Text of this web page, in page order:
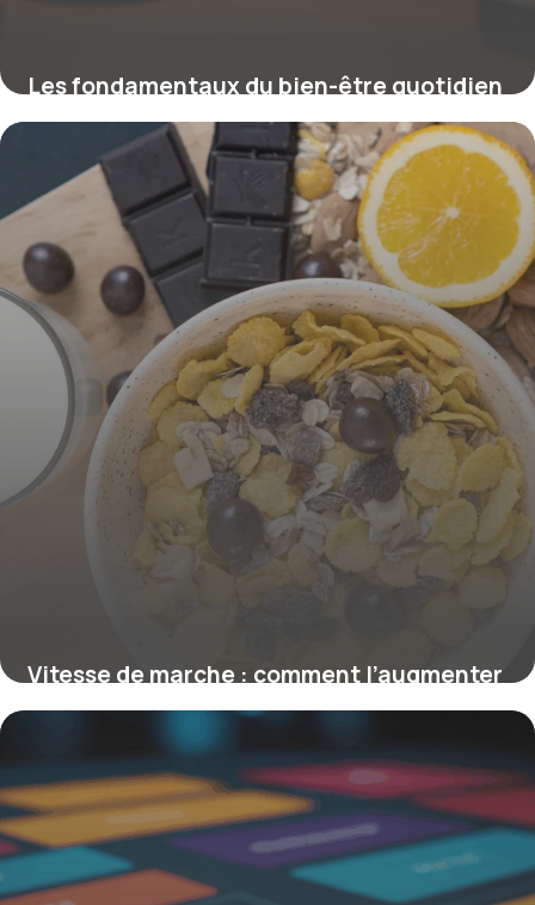
Les fondamentaux du bien-être quotidien
pour une vie équilibrée
16 juin 2026
Vitesse de marche : comment l’augmenter
efficacement et rapidement